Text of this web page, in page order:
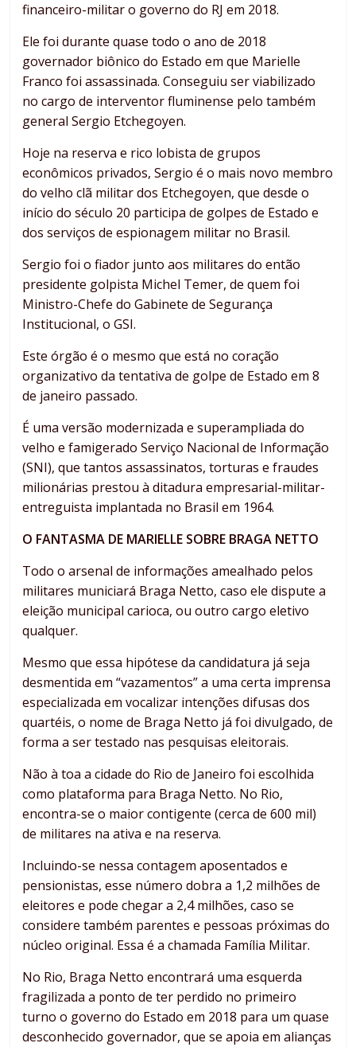
financeiro-militar o governo do RJ em 2018.
Ele foi durante quase todo o ano de 2018
governador biônico do Estado em que Marielle
Franco foi assassinada. Conseguiu ser viabilizado
no cargo de interventor fluminense pelo também
general Sergio Etchegoyen.
Hoje na reserva e rico lobista de grupos
econômicos privados, Sergio é o mais novo membro
do velho clã militar dos Etchegoyen, que desde o
início do século 20 participa de golpes de Estado e
dos serviços de espionagem militar no Brasil.
Sergio foi o fiador junto aos militares do então
presidente golpista Michel Temer, de quem foi
Ministro-Chefe do Gabinete de Segurança
Institucional, o GSI.
Este órgão é o mesmo que está no coração
organizativo da tentativa de golpe de Estado em 8
de janeiro passado.
É uma versão modernizada e superampliada do
velho e famigerado Serviço Nacional de Informação
(SNI), que tantos assassinatos, torturas e fraudes
milionárias prestou à ditadura empresarial-militar-
entreguista implantada no Brasil em 1964.
O FANTASMA DE MARIELLE SOBRE BRAGA NETTO
Todo o arsenal de informações amealhado pelos
militares municiará Braga Netto, caso ele dispute a
eleição municipal carioca, ou outro cargo eletivo
qualquer.
Mesmo que essa hipótese da candidatura já seja
desmentida em “vazamentos” a uma certa imprensa
especializada em vocalizar intenções difusas dos
quartéis, o nome de Braga Netto já foi divulgado, de
forma a ser testado nas pesquisas eleitorais.
Não à toa a cidade do Rio de Janeiro foi escolhida
como plataforma para Braga Netto. No Rio,
encontra-se o maior contigente (cerca de 600 mil)
de militares na ativa e na reserva.
Incluindo-se nessa contagem aposentados e
pensionistas, esse número dobra a 1,2 milhões de
eleitores e pode chegar a 2,4 milhões, caso se
considere também parentes e pessoas próximas do
núcleo original. Essa é a chamada Família Militar.
No Rio, Braga Netto encontrará uma esquerda
fragilizada a ponto de ter perdido no primeiro
turno o governo do Estado em 2018 para um quase
desconhecido governador, que se apoia em alianças